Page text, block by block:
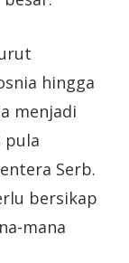
hingga
menjadi
pula
Serb.
bersikap
mana